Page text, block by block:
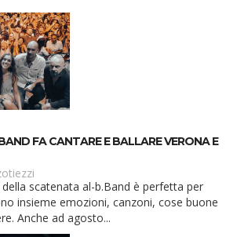
FA CANTARE E BALLARE VERONA E
insieme emozioni, canzoni, cose buone
Anche ad agosto...